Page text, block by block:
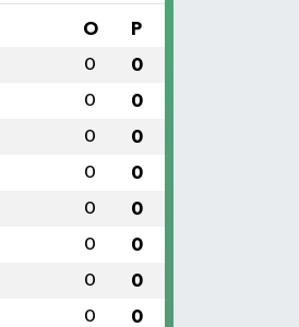
O P
0 0
0 0
0 0
0 0
0 0
0 0
0 0
0 0